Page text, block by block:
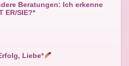
Beratungen: Ich erkenne
ER/SIE?*
Liebe*